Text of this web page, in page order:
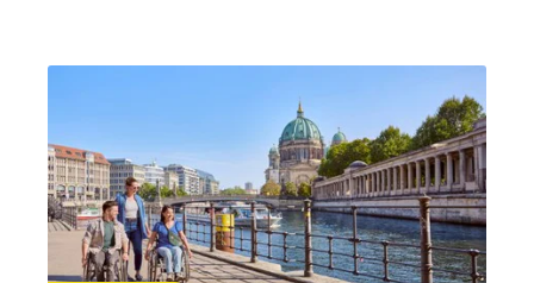
prämiert.